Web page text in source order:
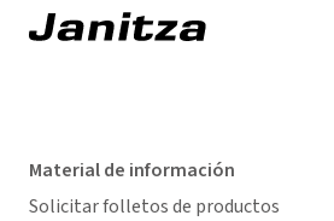
Material de información
Solicitar folletos de productos